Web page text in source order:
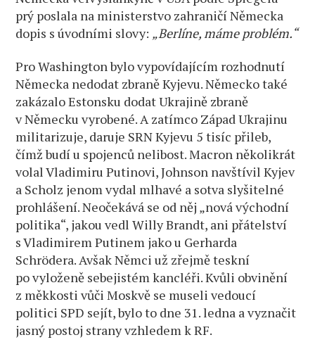
prý poslala na ministerstvo zahraničí Německa
dopis s úvodními slovy: „Berlíne, máme problém.“
Pro Washington bylo vypovídajícím rozhodnutí
Německa nedodat zbraně Kyjevu. Německo také
zakázalo Estonsku dodat Ukrajině zbraně
v Německu vyrobené. A zatímco Západ Ukrajinu
militarizuje, daruje SRN Kyjevu 5 tisíc přileb,
čímž budí u spojenců nelibost. Macron několikrát
volal Vladimiru Putinovi, Johnson navštívil Kyjev
a Scholz jenom vydal mlhavé a sotva slyšitelné
prohlášení. Neočekává se od něj „nová východní
politika“, jakou vedl Willy Brandt, ani přátelství
s Vladimirem Putinem jako u Gerharda
Schrödera. Avšak Němci už zřejmě teskní
po vyloženě sebejistém kancléři. Kvůli obvinění
z měkkosti vůči Moskvě se museli vedoucí
politici SPD sejít, bylo to dne 31. ledna a vyznačit
jasný postoj strany vzhledem k RF.